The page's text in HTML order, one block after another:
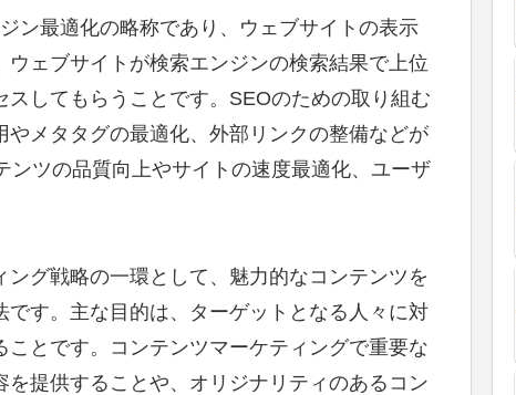
ン最適化の略称であり、ウェブサイトの表示
ェブサイトが検索エンジンの検索結果で上位
してもらうことです。SEOのための取り組む
メタタグの最適化、外部リンクの整備などが
ツの品質向上やサイトの速度最適化、ユーザ
グ戦略の一環として、魅力的なコンテンツを
す。主な目的は、ターゲットとなる人々に対
とです。コンテンツマーケティングで重要な
提供することや、オリジナリティのあるコン